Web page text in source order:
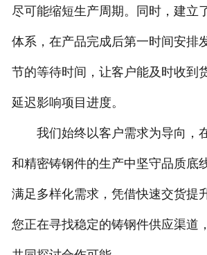
尽可能缩短生产周期。同时，建立
体系，在产品完成后第一时间安排
节的等待时间，让客户能及时收到
延迟影响项目进度。
我们始终以客户需求为导向，
和精密铸钢件的生产中坚守品质底
满足多样化需求，凭借快速交货提
您正在寻找稳定的铸钢件供应渠道